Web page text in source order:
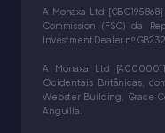
A Monaxa Ltd
Commission (FSC) da
Investment Dealer nº
A Monaxa Ltd
Ocidentais Britânicas,
Webster Building, Grace
Anguilla.